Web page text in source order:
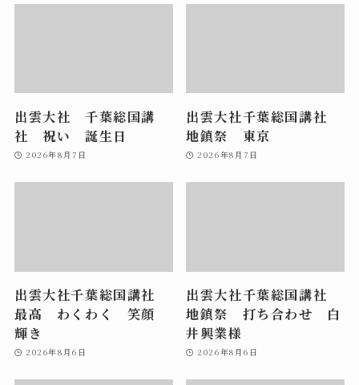
出雲大社 千葉総国講
社 祝い 誕生日
2026年8月7日
出雲大社千葉総国講社
地鎮祭 東京
2026年8月7日
出雲大社千葉総国講社
最高 わくわく 笑顔
輝き
2026年8月6日
出雲大社千葉総国講社
地鎮祭 打ち合わせ 白
井興業様
2026年8月6日